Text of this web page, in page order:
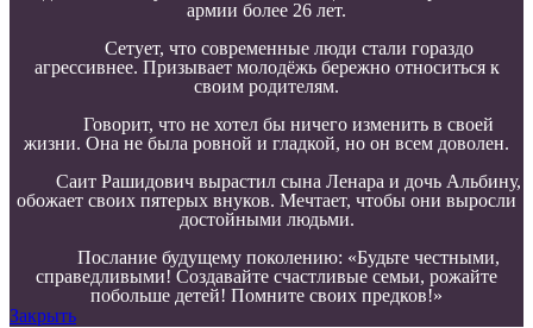
армии более 26 лет.
Сетует, что современные люди стали гораздо
агрессивнее. Призывает молодёжь бережно относиться к
своим родителям.
Говорит, что не хотел бы ничего изменить в своей
жизни. Она не была ровной и гладкой, но он всем доволен.
Саит Рашидович вырастил сына Ленара и дочь Альбину,
обожает своих пятерых внуков. Мечтает, чтобы они выросли
достойными людьми.
Послание будущему поколению: «Будьте честными,
справедливыми! Создавайте счастливые семьи, рожайте
побольше детей! Помните своих предков!»
Закрыть